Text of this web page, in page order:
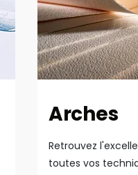
Arches
Retrouvez
toutes vos